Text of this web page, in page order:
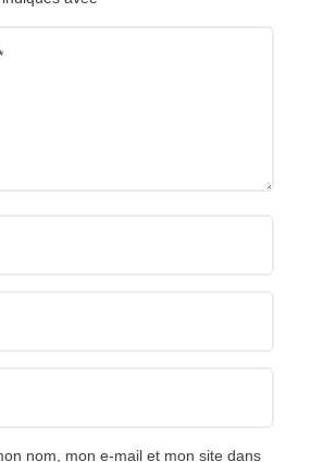
nom, mon e-mail et mon site dans